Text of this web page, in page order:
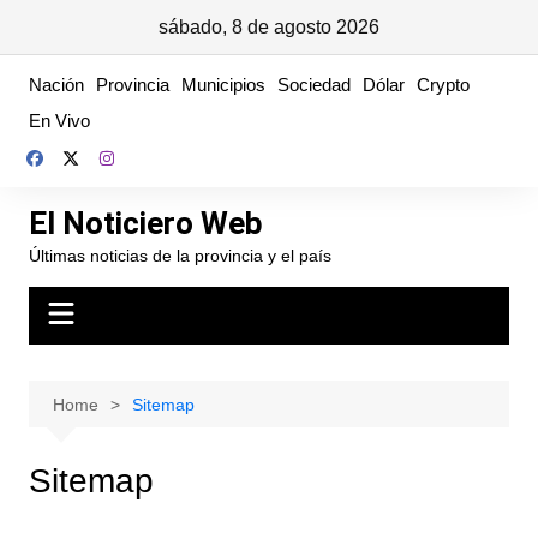
sábado, 8 de agosto 2026
content
Nación Provincia Municipios Sociedad Dólar Crypto
En Vivo
El Noticiero Web
Últimas noticias de la provincia y el país
Home Sitemap
Sitemap